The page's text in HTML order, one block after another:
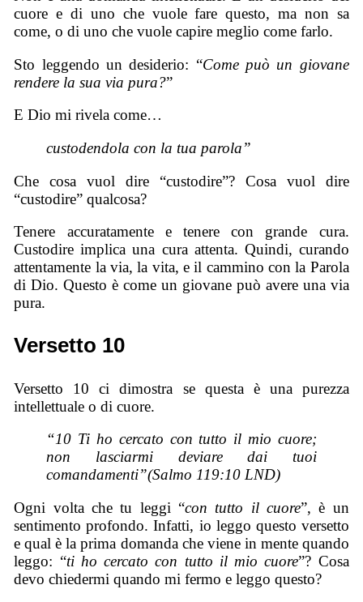
cuore e di uno che vuole fare questo, ma non sa
come, o di uno che vuole capire meglio come farlo.
Sto leggendo un desiderio: “Come può un giovane
rendere la sua via pura?”
E Dio mi rivela come…
custodendola con la tua parola”
Che cosa vuol dire “custodire”? Cosa vuol dire
“custodire” qualcosa?
Tenere accuratamente e tenere con grande cura.
Custodire implica una cura attenta. Quindi, curando
attentamente la via, la vita, e il cammino con la Parola
di Dio. Questo è come un giovane può avere una via
pura.
Versetto 10
Versetto 10 ci dimostra se questa è una purezza
intellettuale o di cuore.
“10 Ti ho cercato con tutto il mio cuore;
non lasciarmi deviare dai tuoi
comandamenti”(Salmo 119:10 LND)
Ogni volta che tu leggi “con tutto il cuore”, è un
sentimento profondo. Infatti, io leggo questo versetto
e qual è la prima domanda che viene in mente quando
leggo: “ti ho cercato con tutto il mio cuore”? Cosa
devo chiedermi quando mi fermo e leggo questo?